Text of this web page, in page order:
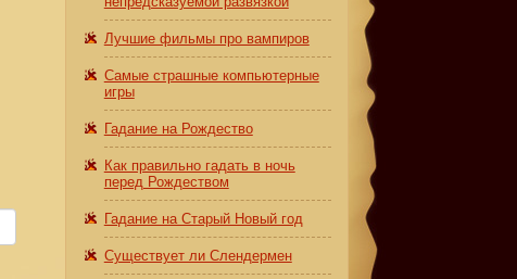
Лучшие фильмы про вампиров
Самые страшные компьютерные
игры
Гадание на Рождество
Как правильно гадать в ночь
перед Рождеством
Гадание на Старый Новый год
Существует ли Слендермен